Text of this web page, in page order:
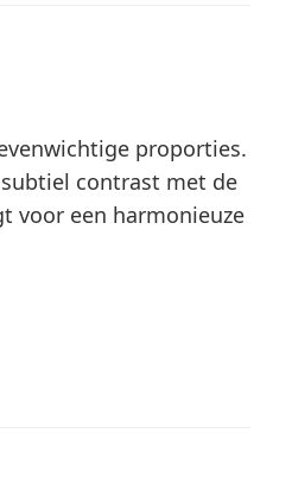
proporties.
contrast met de
voor een harmonieuze